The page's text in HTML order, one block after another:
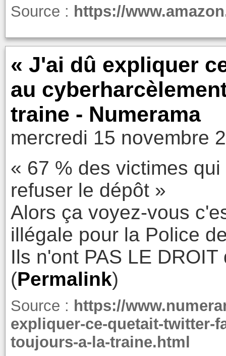
Source : https://
« J'ai dû expliquer
au
traine - Numerama
mercredi 15 novembre
« 67 % des victimes
refuser le dépôt »
Alors ça voyez-vous
illégale pour la Police
Ils n'ont PAS LE DROIT
(Permalink)
Source : https://
expliquer-ce-quetait-twitter-
toujours-a-la-traine.html